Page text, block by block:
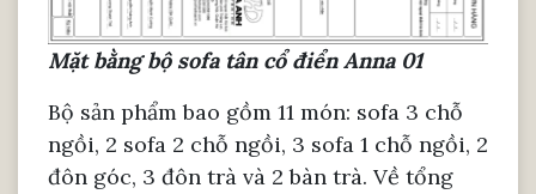
Mặt bằng bộ sofa tân cổ điển Anna 01
Bộ sản phẩm bao gồm 11 món: sofa 3 chỗ
ngồi, 2 sofa 2 chỗ ngồi, 3 sofa 1 chỗ ngồi, 2
đôn góc, 3 đôn trà và 2 bàn trà. Về tổng